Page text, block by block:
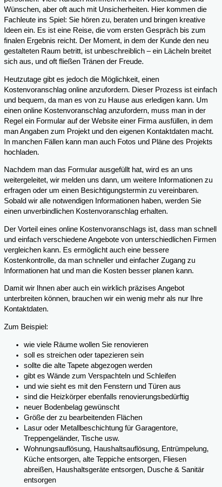
Wünschen, aber oft auch mit Unsicherheiten. Hier kommen die
Fachleute ins Spiel: Sie hören zu, beraten und bringen kreative
Ideen ein. Es ist eine Reise, die vom ersten Gespräch bis zum
finalen Ergebnis reicht. Der Moment, in dem der Kunde den neu
gestalteten Raum betritt, ist unbeschreiblich – ein Lächeln breitet
sich aus, und oft fließen Tränen der Freude.
Heutzutage gibt es jedoch die Möglichkeit, einen
Kostenvoranschlag online anzufordern. Dieser Prozess ist einfach
und bequem, da man es von zu Hause aus erledigen kann. Um
einen online Kostenvoranschlag anzufordern, muss man in der
Regel ein Formular auf der Website einer Firma ausfüllen, in dem
man Angaben zum Projekt und den eigenen Kontaktdaten macht.
In manchen Fällen kann man auch Fotos und Pläne des Projekts
hochladen.
Nachdem man das Formular ausgefüllt hat, wird es an uns
weitergeleitet, wir melden uns dann, um weitere Informationen zu
erfragen oder um einen Besichtigungstermin zu vereinbaren.
Sobald wir alle notwendigen Informationen haben, werden Sie
einen unverbindlichen Kostenvoranschlag erhalten.
Der Vorteil eines online Kostenvoranschlags ist, dass man schnell
und einfach verschiedene Angebote von unterschiedlichen Firmen
vergleichen kann. Es ermöglicht auch eine bessere
Kostenkontrolle, da man schneller und einfacher Zugang zu
Informationen hat und man die Kosten besser planen kann.
Damit wir Ihnen aber auch ein wirklich präzises Angebot
unterbreiten können, brauchen wir ein wenig mehr als nur Ihre
Kontaktdaten.
Zum Beispiel:
wie viele Räume wollen Sie renovieren
soll es streichen oder tapezieren sein
sollte die alte Tapete abgezogen werden
gibt es Wände zum Verspachteln und Schleifen
und wie sieht es mit den Fenstern und Türen aus
sind die Heizkörper ebenfalls renovierungsbedürftig
neuer Bodenbelag gewünscht
Größe der zu bearbeitenden Flächen
Lasur oder Metallbeschichtung für Garagentore,
Treppengeländer, Tische usw.
Wohnungsauflösung, Haushaltsauflösung, Entrümpelung,
Küche entsorgen, alte Teppiche entsorgen, Fliesen
abreißen, Haushaltsgeräte entsorgen, Dusche & Sanitär
entsorgen